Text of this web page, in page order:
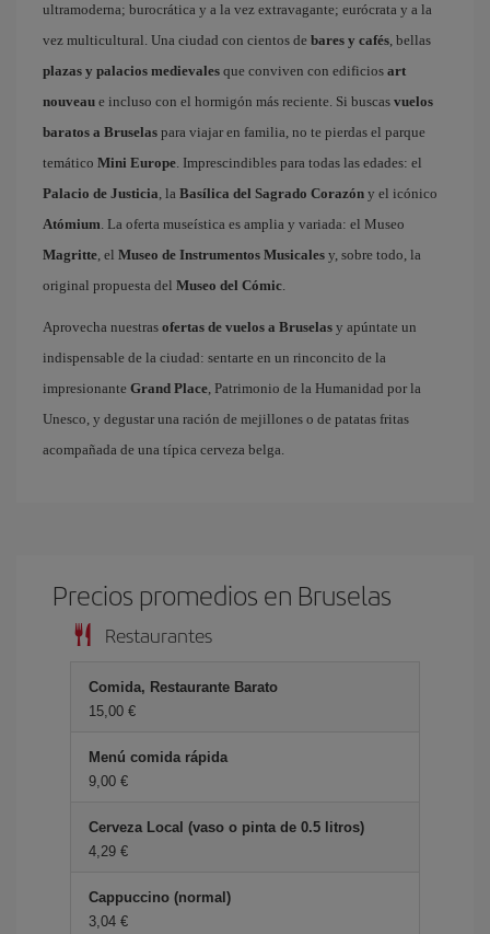
ultramoderna; burocrática y a la vez extravagante; eurócrata y a la
vez multicultural. Una ciudad con cientos de bares y cafés, bellas
plazas y palacios medievales que conviven con edificios art
nouveau e incluso con el hormigón más reciente. Si buscas vuelos
baratos a Bruselas para viajar en familia, no te pierdas el parque
temático Mini Europe. Imprescindibles para todas las edades: el
Palacio de Justicia, la Basílica del Sagrado Corazón y el icónico
Atómium. La oferta museística es amplia y variada: el Museo
Magritte, el Museo de Instrumentos Musicales y, sobre todo, la
original propuesta del Museo del Cómic.
Aprovecha nuestras ofertas de vuelos a Bruselas y apúntate un
indispensable de la ciudad: sentarte en un rinconcito de la
impresionante Grand Place, Patrimonio de la Humanidad por la
Unesco, y degustar una ración de mejillones o de patatas fritas
acompañada de una típica cerveza belga.
Precios promedios en Bruselas
Restaurantes
Comida, Restaurante Barato
15,00 €
Menú comida rápida
9,00 €
Cerveza Local (vaso o pinta de 0.5 litros)
4,29 €
Cappuccino (normal)
3,04 €